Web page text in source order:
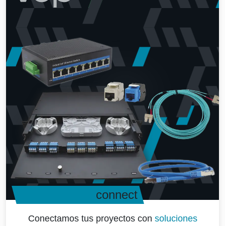
connect
Conectamos tus proyectos con soluciones